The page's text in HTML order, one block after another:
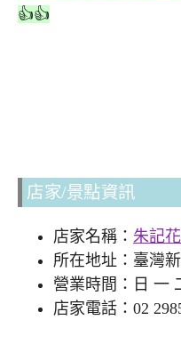
👍👍
店家/景點資訊
店家名稱： 朱記
所在地址：臺灣
營業時間：日 一
店家電話：02